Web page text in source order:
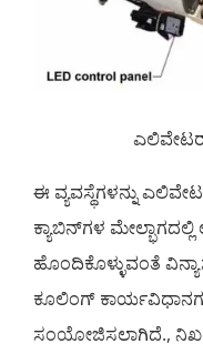
ಈ ವ್ಯವಸ್ಥೆಗಳನ್ನು
ಕ್ಯಾಬಿನ್‌ಗಳ
ಹೊಂದಿಕೊಳ್ಳುವಂತೆ
ಕೂಲಿಂಗ್
ಸಂಯೋಜಿಸಲಾಗಿದೆ.,